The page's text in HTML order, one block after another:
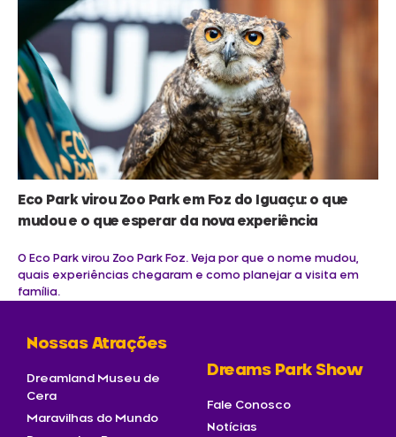
Eco Park virou Zoo Park em Foz do Iguaçu: o que
mudou e o que esperar da nova experiência
O Eco Park virou Zoo Park Foz. Veja por que o nome mudou,
quais experiências chegaram e como planejar a visita em
família.
Nossas Atrações
Dreamland Museu de
Cera
Maravilhas do Mundo
Dreams Park Show
Fale Conosco
Notícias